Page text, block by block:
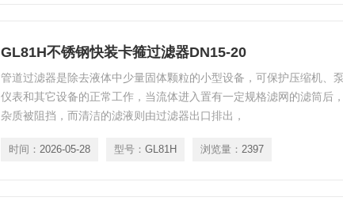
GL81H不锈钢快装卡箍过滤器DN15-20
管道过滤器是除去液体中少量固体颗粒的小型设备，可保护压缩机、泵
仪表和其它设备的正常工作，当流体进入置有一定规格滤网的滤筒后
杂质被阻挡，而清洁的滤液则由过滤器出口排出，
时间： 2026-05-28 型号： GL81H 浏览量： 2397